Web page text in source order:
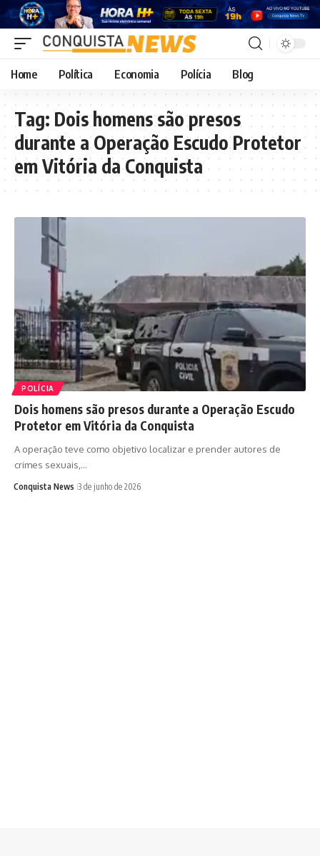
Home Política Economia Polícia Blog
Tag: Dois homens são presos
durante a Operação Escudo Protetor
em Vitória da Conquista
POLÍCIA
Dois homens são presos durante a Operação Escudo
Protetor em Vitória da Conquista
A operação teve como objetivo localizar e prender autores de
crimes sexuais,…
Conquista News 3 de junho de 2026